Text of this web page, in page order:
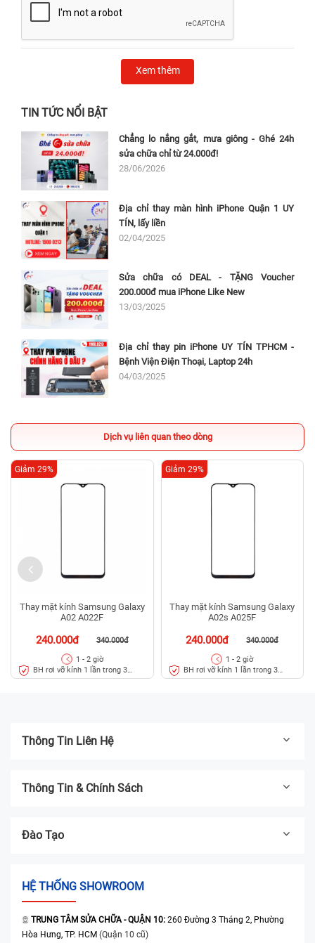
Xem thêm
TIN TỨC NỔI BẬT
Chẳng lo nắng gắt, mưa giông - Ghé 24h
sửa chữa chỉ từ 24.000đ!
28/06/2026
Địa chỉ thay màn hình iPhone Quận 1 UY
TÍN, lấy liền
02/04/2025
Sửa chữa có DEAL - TẶNG Voucher
200.000đ mua iPhone Like New
13/03/2025
Địa chỉ thay pin iPhone UY TÍN TPHCM -
Bệnh Viện Điện Thoại, Laptop 24h
04/03/2025
Dịch vụ liên quan theo dòng
Thay mặt kính Samsung Galaxy
A02 A022F
240.000đ 340.000đ
Giảm 29%
1 - 2 giờ
BH rơi vỡ kính 1 lần trong 3
tháng
Thay mặt kính Samsung Galaxy
A02s A025F
240.000đ 340.000đ
Giảm 29%
1 - 2 giờ
BH rơi vỡ kính 1 lần trong 3
tháng
Thông Tin Liên Hệ
Thông Tin & Chính Sách
Đào Tạo
HỆ THỐNG SHOWROOM
TRUNG TÂM SỬA CHỮA - QUẬN 10: 260 Đường 3 Tháng 2, Phường
Hòa Hưng, TP. HCM (Quận 10 cũ)